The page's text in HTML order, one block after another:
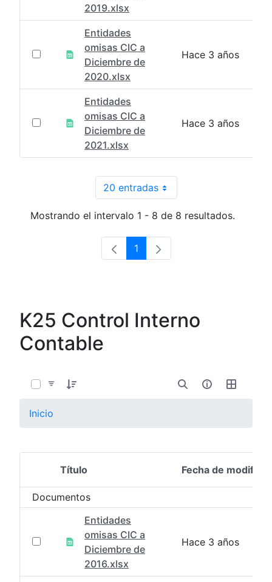
2019.xlsx
Entidades
omisas CIC a
Diciembre de
2020.xlsx
Hace 3 años
Entidades
omisas CIC a
Diciembre de
2021.xlsx
Hace 3 años
20 entradasPor página
Mostrando el intervalo 1 - 8 de 8 resultados.
Página
1
K25 Control Interno
Contable
Inicio
Selección del elemento
Título Fecha de
Documentos
Entidades
omisas CIC a
Diciembre de
2016.xlsx
Hace 3 años